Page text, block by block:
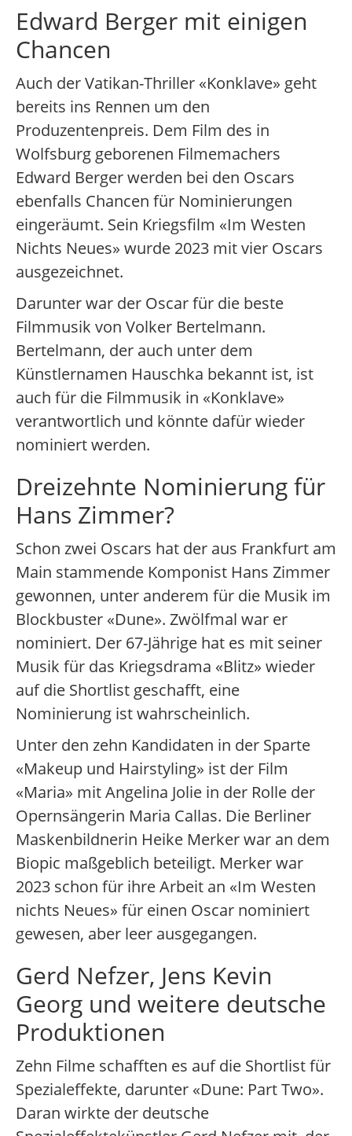
Edward Berger mit einigen
Chancen
Auch der Vatikan-Thriller «Konklave» geht
bereits ins Rennen um den
Produzentenpreis. Dem Film des in
Wolfsburg geborenen Filmemachers
Edward Berger werden bei den Oscars
ebenfalls Chancen für Nominierungen
eingeräumt. Sein Kriegsfilm «Im Westen
Nichts Neues» wurde 2023 mit vier Oscars
ausgezeichnet.
Darunter war der Oscar für die beste
Filmmusik von Volker Bertelmann.
Bertelmann, der auch unter dem
Künstlernamen Hauschka bekannt ist, ist
auch für die Filmmusik in «Konklave»
verantwortlich und könnte dafür wieder
nominiert werden.
Dreizehnte Nominierung für
Hans Zimmer?
Schon zwei Oscars hat der aus Frankfurt am
Main stammende Komponist Hans Zimmer
gewonnen, unter anderem für die Musik im
Blockbuster «Dune». Zwölfmal war er
nominiert. Der 67-Jährige hat es mit seiner
Musik für das Kriegsdrama «Blitz» wieder
auf die Shortlist geschafft, eine
Nominierung ist wahrscheinlich.
Unter den zehn Kandidaten in der Sparte
«Makeup und Hairstyling» ist der Film
«Maria» mit Angelina Jolie in der Rolle der
Opernsängerin Maria Callas. Die Berliner
Maskenbildnerin Heike Merker war an dem
Biopic maßgeblich beteiligt. Merker war
2023 schon für ihre Arbeit an «Im Westen
nichts Neues» für einen Oscar nominiert
gewesen, aber leer ausgegangen.
Gerd Nefzer, Jens Kevin
Georg und weitere deutsche
Produktionen
Zehn Filme schafften es auf die Shortlist für
Spezialeffekte, darunter «Dune: Part Two».
Daran wirkte der deutsche